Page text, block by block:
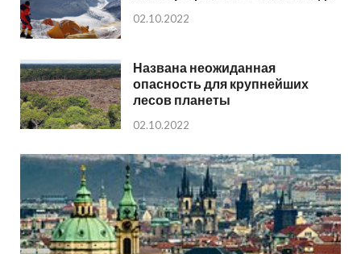
02.10.2022
Названа неожиданная
опасность для крупнейших
лесов планеты
02.10.2022